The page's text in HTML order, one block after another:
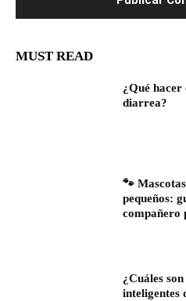
MUST READ
¿Qué hacer
diarrea?
🐾
pequeños:
compañero
¿Cuáles
inteligentes